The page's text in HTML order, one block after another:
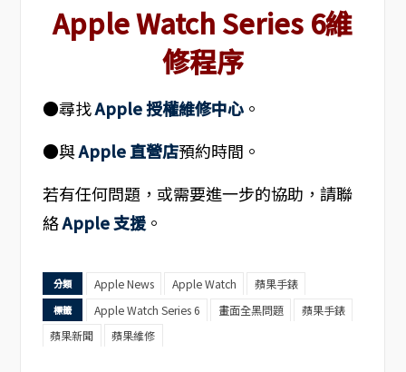
Apple Watch Series 6維
修程序
●尋找Apple 授權維修中心。
●與Apple 直營店預約時間。
若有任何問題，或需要進一步的協助，請聯
絡Apple 支援。
分類 Apple News Apple Watch 蘋果手錶
標籤 Apple Watch Series 6 畫面全黑問題
蘋果手錶
蘋果新聞
蘋果維修